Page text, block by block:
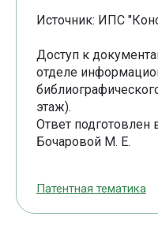
Источник: ИПС
Доступ к
отделе
этаж).
Ответ подготовлен
Бочаровой М. Е.
Патентная тематика